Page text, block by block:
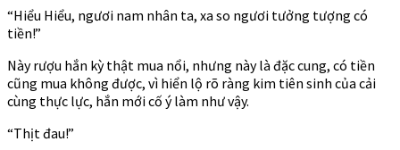
“Hiểu Hiểu, ngươi nam nhân ta, xa so ngươi tưởng tượng có
tiền!”
Này rượu hắn kỳ thật mua nổi, nhưng này là đặc cung, có tiền
cũng mua không được, vì hiển lộ rõ ràng kim tiên sinh của cải
cùng thực lực, hắn mới cố ý làm như vậy.
“Thịt đau!”